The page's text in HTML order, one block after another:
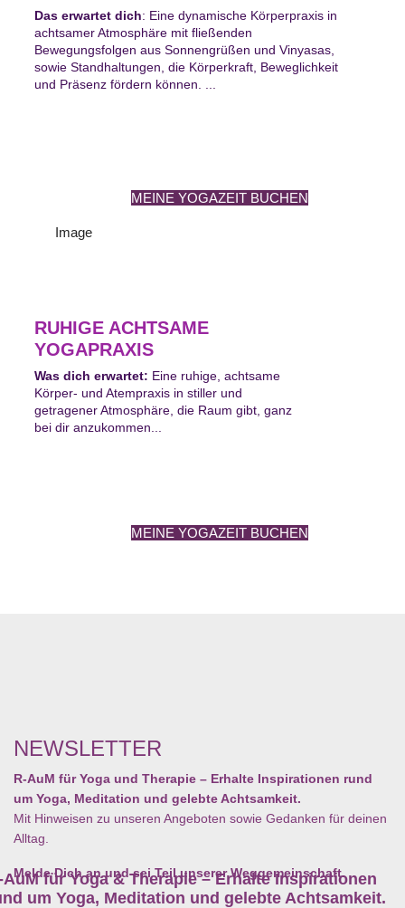
Das erwartet dich: Eine dynamische Körperpraxis in
achtsamer Atmosphäre mit fließenden
Bewegungsfolgen aus Sonnengrüßen und Vinyasas,
sowie Standhaltungen, die Körperkraft, Beweglichkeit
und Präsenz fördern können. ...
MEINE YOGAZEIT BUCHEN
RUHIGE ACHTSAME
YOGAPRAXIS
Was dich erwartet: Eine ruhige, achtsame
Körper- und Atempraxis in stiller und
getragener Atmosphäre, die Raum gibt, ganz
bei dir anzukommen...
MEINE YOGAZEIT BUCHEN
NEWSLETTER
R-AuM für Yoga und Therapie – Erhalte Inspirationen rund
um Yoga, Meditation und gelebte Achtsamkeit.
Mit Hinweisen zu unseren Angeboten sowie Gedanken für deinen
Alltag.
Melde Dich an und sei Teil unserer Weggemeinschaft.
AuM für Yoga & Therapie – Erhalte Inspirationen
um Yoga, Meditation und gelebte Achtsamkeit.